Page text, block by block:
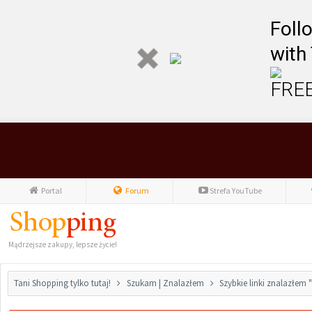
with
Portal Forum Strefa YouTube
Mądrzejsze zakupy, lepsze życie!
Tani Shopping tylko tutaj! Szukam | Znalazłem Szybkie linki znalazłem